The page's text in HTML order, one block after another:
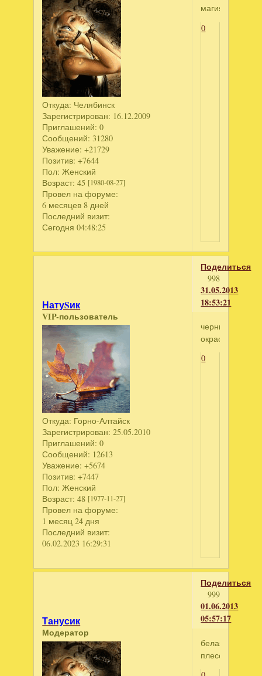
Откуда: Челябинск
Зарегистрирован: 16.12.2009
Приглашений: 0
Сообщений: 31280
Уважение: +21729
Позитив: +7644
Пол: Женский
Возраст: 45 [1980-08-27]
Провел на форуме:
6 месяцев 8 дней
Последний визит:
Сегодня 04:48:25
магия
0
Поделиться
998
31.05.2013
18:53:21
НатуSик
VIP-пользователь
Откуда: Горно-Алтайск
Зарегистрирован: 25.05.2010
Приглашений: 0
Сообщений: 12613
Уважение: +5674
Позитив: +7447
Пол: Женский
Возраст: 48 [1977-11-27]
Провел на форуме:
1 месяц 24 дня
Последний визит:
06.02.2023 16:29:31
черный
окрас
0
Поделиться
999
01.06.2013
05:57:17
Танусик
Модератор
белая
плесень